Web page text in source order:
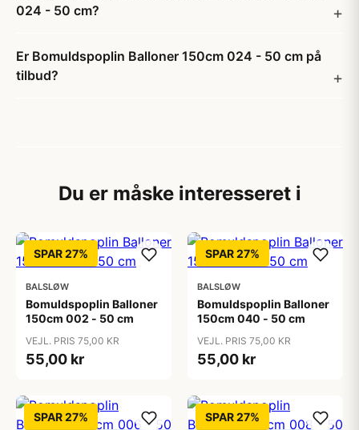
024 - 50 cm?
Er Bomuldspoplin Balloner 150cm 024 - 50 cm på
tilbud?
Du er måske interesseret i
SPAR 27%
BALSLØW
Bomuldspoplin Balloner
150cm 002 - 50 cm
VEJL. PRIS 75,00 KR
55,00 kr
SPAR 27%
BALSLØW
Bomuldspoplin Balloner
150cm 040 - 50 cm
VEJL. PRIS 75,00 KR
55,00 kr
SPAR 27% SPAR 27%